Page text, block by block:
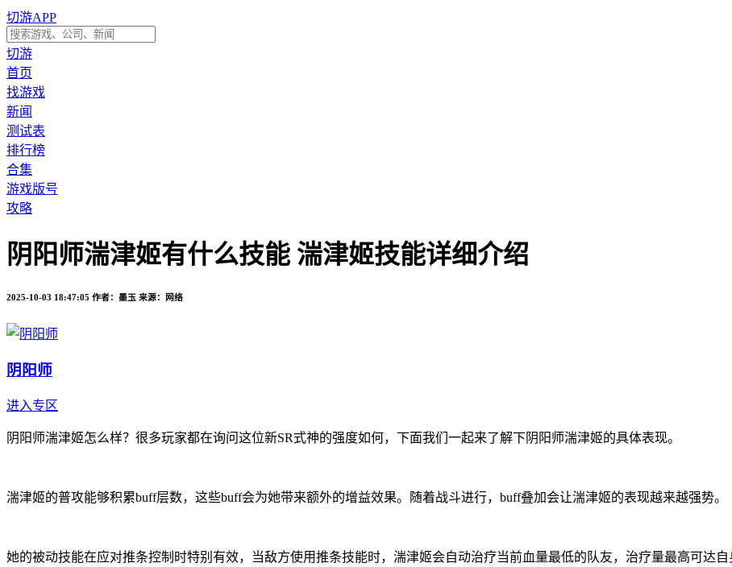
切游APP
切游
首页
找游戏
新闻
测试表
排行榜
合集
游戏版号
攻略
阴阳师湍津姬有什么技能 湍津姬技能详细介绍
2025-10-03 18:47:05 作者：墨玉 来源：网络
阴阳师
进入专区
阴阳师湍津姬怎么样？很多玩家都在询问这位新SR式神的强度如何，下面我们一起来了解下阴阳师湍津姬的具体表现。
湍津姬的普攻能够积累buff层数，这些buff会为她带来额外的增益效果。随着战斗进行，buff叠加会让湍津姬的表现越来越强势。
她的被动技能在应对推条控制时特别有效，当敌方使用推条技能时，湍津姬会自动治疗当前血量最低的队友，治疗量最高可达